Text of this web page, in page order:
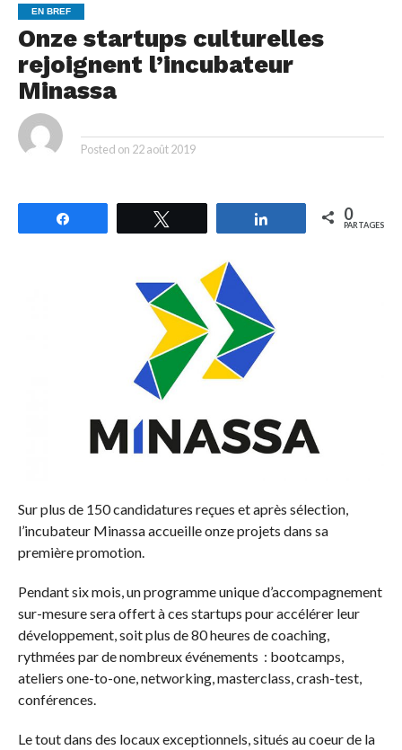
EN BREF
Onze startups culturelles
rejoignent l’incubateur
Minassa
Posted on 22 août 2019
Partagez 0
PARTAGES
Sur plus de 150 candidatures reçues et après sélection,
l’incubateur Minassa accueille onze projets dans sa
première promotion.
Pendant six mois, un programme unique d’accompagnement
sur-mesure sera offert à ces startups pour accélérer leur
développement, soit plus de 80 heures de coaching,
rythmées par de nombreux événements : bootcamps,
ateliers one-to-one, networking, masterclass, crash-test,
conférences.
Le tout dans des locaux exceptionnels, situés au coeur de la